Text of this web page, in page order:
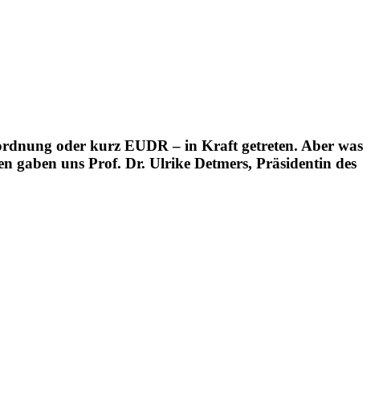
oder kurz EUDR – in Kraft getreten. Aber was
gaben uns Prof. Dr. Ulrike Detmers, Präsidentin des